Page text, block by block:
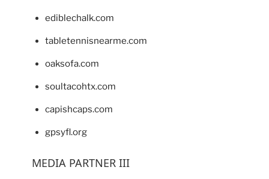
ediblechalk.com
tabletennisnearme.com
oaksofa.com
soultacohtx.com
capishcaps.com
gpsyfl.org
MEDIA PARTNER III